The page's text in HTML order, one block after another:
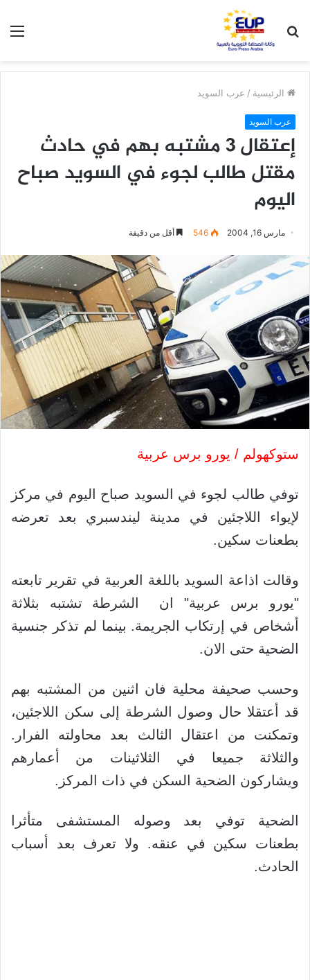
عن
الرئيسية / عرب السويد
عرب السويد
إعتقال 3 مشتبه بهم في حادث
مقتل طالب لجوء في السويد صباح
اليوم
مارس 16, 2004 546 أقل من دقيقة
ستوكهولم / يورو برس عربية
توفي طالب لجوء في السويد صباح اليوم في مركز
لإيواء اللاجئين في مدينة ليندسبري بعد تعرضه
بطعنات سكين.
وقالت اذاعة السويد باللغة العربية في تقرير تابعته
"يورو برس عربية" ان الشرطة تشتبه بثلاثة
أشخاص في إرتكاب الجريمة. بينما لم تذكر جنسية
الضحية حتى الان.
وحسب صحيفة محلية فان اثنين من المشتبه بهم
قد أعتقلا حال وصول الشرطة إلى سكن اللاجئين،
وتمكنت من اعتقال الثالث بعد محاولته الفرار.
والثلاثة جميعا في الثلاثينات من أعمارهم
ويشاركون الضحية السكن في ذات المركز.
الضحية توفي بعد وصوله المستشفى متأثرا
بطعنات سكين في عنقه. ولا تعرف بعد أسباب
الحادث.